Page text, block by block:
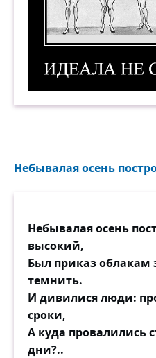
Небывалая осень
Небывалая осень
высокий,
Был приказ облакам
темнить.
И дивилися люди:
сроки,
А куда провалились
дни?..